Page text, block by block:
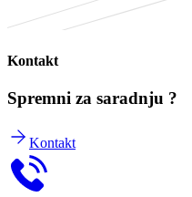
Kontakt
Spremni za saradnju ?
Kontakt